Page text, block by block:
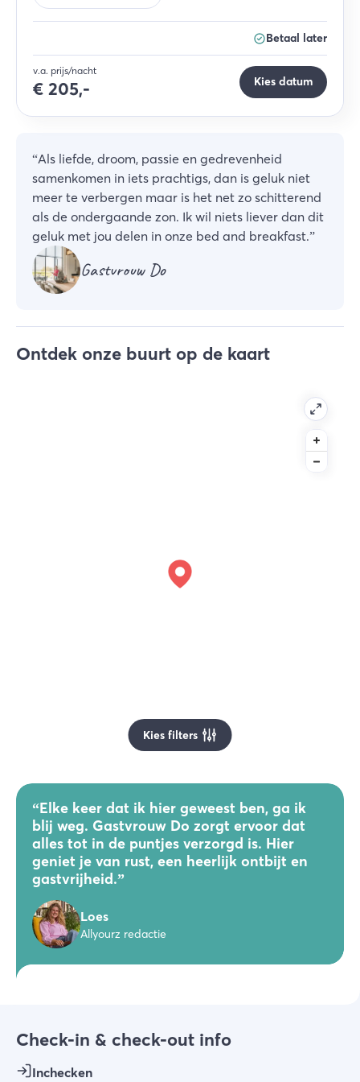
Betaal later
v.a. prijs/nacht
€ 205,- Kies datum
“Als liefde, droom, passie en gedrevenheid
samenkomen in iets prachtigs, dan is geluk niet
meer te verbergen maar is het net zo schitterend
als de ondergaande zon. Ik wil niets liever dan dit
geluk met jou delen in onze bed and breakfast.”
Gastvrouw Do
Ontdek onze buurt op de kaart
Kies filters
“Elke keer dat ik hier geweest ben, ga ik
blij weg. Gastvrouw Do zorgt ervoor dat
alles tot in de puntjes verzorgd is. Hier
geniet je van rust, een heerlijk ontbijt en
gastvrijheid.”
Loes
Allyourz redactie
Check-in & check-out info
Inchecken